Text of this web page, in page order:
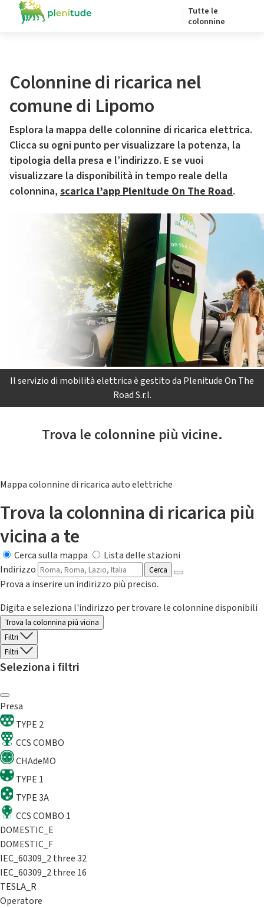
Tutte le
colonnine
Colonnine di ricarica nel
comune di Lipomo
Esplora la mappa delle colonnine di ricarica elettrica.
Clicca su ogni punto per visualizzare la potenza, la
tipologia della presa e l’indirizzo. E se vuoi
visualizzare la disponibilità in tempo reale della
colonnina, scarica l’app Plenitude On The Road.
Il servizio di mobilità elettrica è gestito da Plenitude On The
Road S.r.l.
Trova le colonnine più vicine.
Mappa colonnine di ricarica auto elettriche
Trova la colonnina di ricarica più
vicina a te
Cerca sulla mappa
Lista delle stazioni
Indirizzo
Cerca
Prova a inserire un indirizzo più preciso.
Digita e seleziona l'indirizzo per trovare le colonnine disponibili
Trova la colonnina piú vicina
Filtri
Filtri
Seleziona i filtri
Presa
TYPE 2
CCS COMBO
CHAdeMO
TYPE 1
TYPE 3A
CCS COMBO 1
DOMESTIC_E
DOMESTIC_F
IEC_60309_2 three 32
IEC_60309_2 three 16
TESLA_R
Operatore